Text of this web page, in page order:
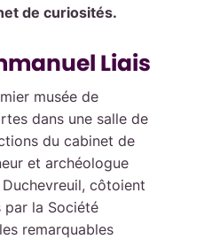
de curiosités.
Liais
musée de
dans une salle de
du cabinet de
et archéologue
côtoient
par la Société
remarquables